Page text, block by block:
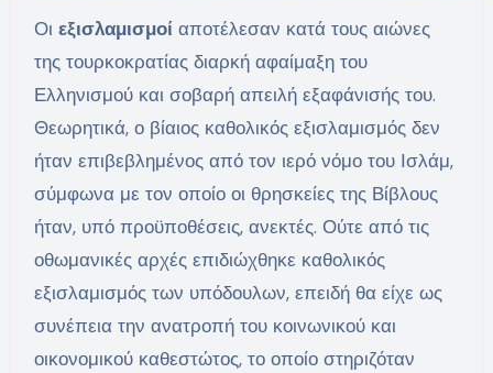
Οι εξισλαμισμοί αποτέλεσαν κατά τους αιώνες
της τουρκοκρατίας διαρκή αφαίμαξη του
Ελληνισμού και σοβαρή απειλή εξαφάνισής του.
Θεωρητικά, ο βίαιος καθολικός εξισλαμισμός δεν
ήταν επιβεβλημένος από τον ιερό νόμο του Ισλάμ,
σύμφωνα με τον οποίο οι θρησκείες της Βίβλους
ήταν, υπό προϋποθέσεις, ανεκτές. Ούτε από τις
οθωμανικές αρχές επιδιώχθηκε καθολικός
εξισλαμισμός των υπόδουλων, επειδή θα είχε ως
συνέπεια την ανατροπή του κοινωνικού και
οικονομικού καθεστώτος, το οποίο στηριζόταν